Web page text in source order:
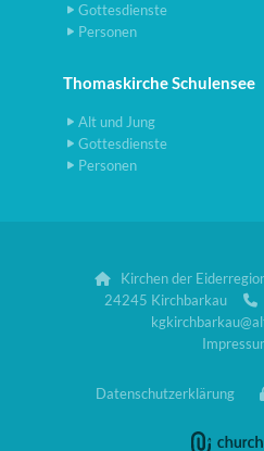
Gottesdienste
Personen
Thomaskirche Schulensee
Alt und Jung
Gottesdienste
Personen

Kirchen der
24245 Kirchbarkau

Datenschutzerklärung